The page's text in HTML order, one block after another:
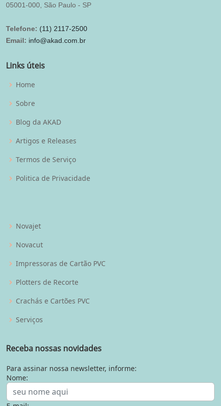
05001-000, São Paulo - SP
Telefone: (11) 2117-2500
Email: info@akad.com.br
Links úteis
Home
Sobre
Blog da AKAD
Artigos e Releases
Termos de Serviço
Politica de Privacidade
Novajet
Novacut
Impressoras de Cartão PVC
Plotters de Recorte
Crachás e Cartões PVC
Serviços
Receba nossas novidades
Para assinar nossa newsletter, informe:
Nome: